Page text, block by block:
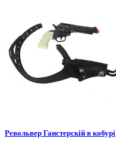
Револьвер Ганстерскій в кобурі